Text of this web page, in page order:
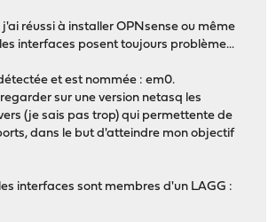
réussi à installer OPNsense ou même
interfaces posent toujours problème...
et est nommée : em0.
sur une version netasq les
(je sais pas trop) qui permettente de
dans le but d'atteindre mon objectif
interfaces sont membres d'un LAGG :